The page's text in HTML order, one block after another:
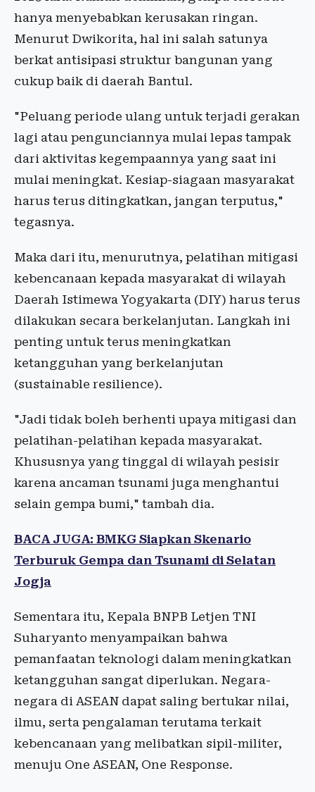
hanya menyebabkan kerusakan ringan.
Menurut Dwikorita, hal ini salah satunya
berkat antisipasi struktur bangunan yang
cukup baik di daerah Bantul.
"Peluang periode ulang untuk terjadi gerakan
lagi atau pengunciannya mulai lepas tampak
dari aktivitas kegempaannya yang saat ini
mulai meningkat. Kesiap-siagaan masyarakat
harus terus ditingkatkan, jangan terputus,"
tegasnya.
Maka dari itu, menurutnya, pelatihan mitigasi
kebencanaan kepada masyarakat di wilayah
Daerah Istimewa Yogyakarta (DIY) harus terus
dilakukan secara berkelanjutan. Langkah ini
penting untuk terus meningkatkan
ketangguhan yang berkelanjutan
(sustainable resilience).
"Jadi tidak boleh berhenti upaya mitigasi dan
pelatihan-pelatihan kepada masyarakat.
Khususnya yang tinggal di wilayah pesisir
karena ancaman tsunami juga menghantui
selain gempa bumi," tambah dia.
BACA JUGA: BMKG Siapkan Skenario
Terburuk Gempa dan Tsunami di Selatan
Jogja
Sementara itu, Kepala BNPB Letjen TNI
Suharyanto menyampaikan bahwa
pemanfaatan teknologi dalam meningkatkan
ketangguhan sangat diperlukan. Negara-
negara di ASEAN dapat saling bertukar nilai,
ilmu, serta pengalaman terutama terkait
kebencanaan yang melibatkan sipil-militer,
menuju One ASEAN, One Response.